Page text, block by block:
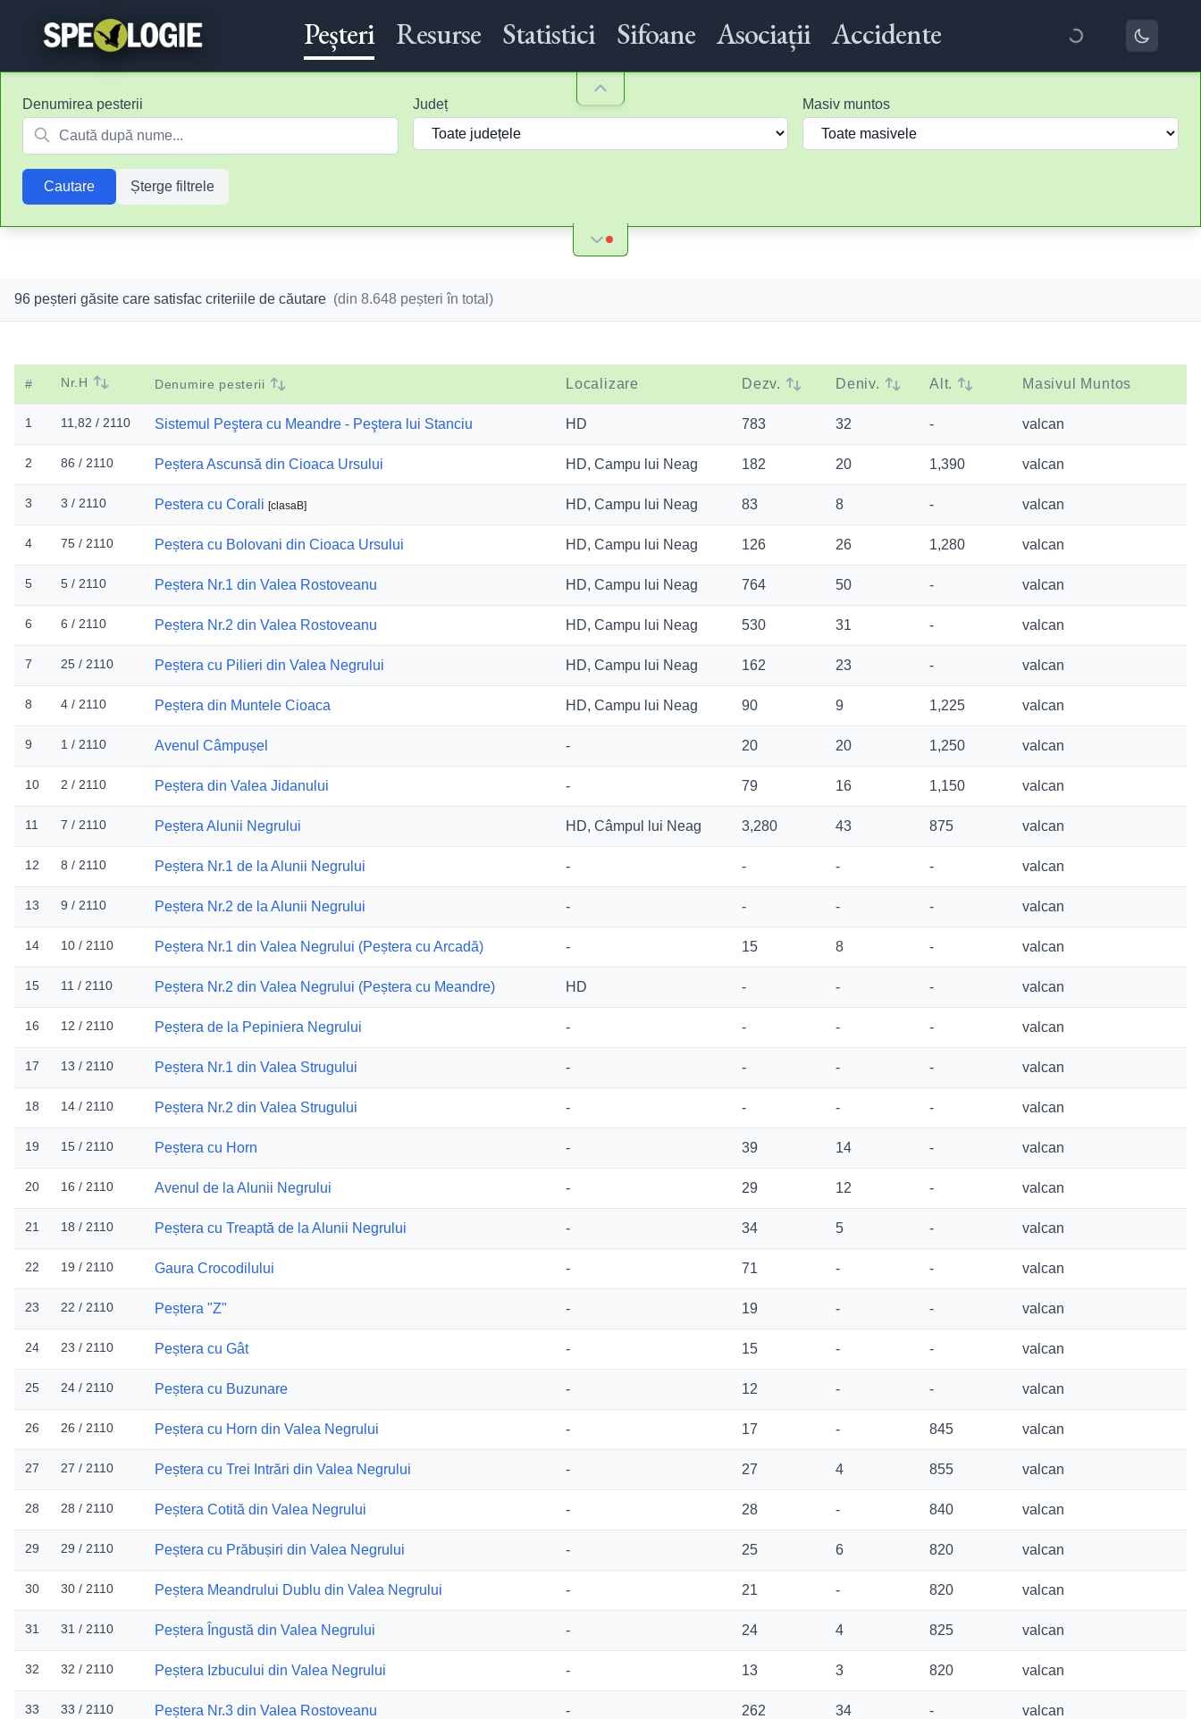
Peșteri Resurse Statistici Sifoane Asociații Accidente
Denumirea pesterii Județ Masiv muntos
Cautare Șterge filtrele
96 peșteri găsite care satisfac criteriile de căutare (din 8.648 peșteri în total)
# Nr.H Denumire pesterii Localizare Dezv. Deniv. Alt. Masivul Muntos
1 11,82 / 2110 Sistemul Peştera cu Meandre - Peştera lui Stanciu HD 783 32 - valcan
2 86 / 2110 Peștera Ascunsă din Cioaca Ursului HD, Campu lui Neag 182 20 1,390 valcan
3 3 / 2110 Pestera cu Corali [clasaB] HD, Campu lui Neag 83 8 - valcan
4 75 / 2110 Peștera cu Bolovani din Cioaca Ursului HD, Campu lui Neag 126 26 1,280 valcan
5 5 / 2110 Peștera Nr.1 din Valea Rostoveanu HD, Campu lui Neag 764 50 - valcan
6 6 / 2110 Peștera Nr.2 din Valea Rostoveanu HD, Campu lui Neag 530 31 - valcan
7 25 / 2110 Peștera cu Pilieri din Valea Negrului HD, Campu lui Neag 162 23 - valcan
8 4 / 2110 Peștera din Muntele Cioaca HD, Campu lui Neag 90 9 1,225 valcan
9 1 / 2110 Avenul Câmpușel - 20 20 1,250 valcan
10 2 / 2110 Peștera din Valea Jidanului - 79 16 1,150 valcan
11 7 / 2110 Peștera Alunii Negrului HD, Câmpul lui Neag 3,280 43 875 valcan
12 8 / 2110 Peștera Nr.1 de la Alunii Negrului - - - - valcan
13 9 / 2110 Peștera Nr.2 de la Alunii Negrului - - - - valcan
14 10 / 2110 Peștera Nr.1 din Valea Negrului (Peștera cu Arcadă) - 15 8 - valcan
15 11 / 2110 Peștera Nr.2 din Valea Negrului (Peștera cu Meandre) HD - - - valcan
16 12 / 2110 Peștera de la Pepiniera Negrului - - - - valcan
17 13 / 2110 Peștera Nr.1 din Valea Strugului - - - - valcan
18 14 / 2110 Peștera Nr.2 din Valea Strugului - - - - valcan
19 15 / 2110 Peștera cu Horn - 39 14 - valcan
20 16 / 2110 Avenul de la Alunii Negrului - 29 12 - valcan
21 18 / 2110 Peștera cu Treaptă de la Alunii Negrului - 34 5 - valcan
22 19 / 2110 Gaura Crocodilului - 71 - - valcan
23 22 / 2110 Peștera "Z" - 19 - - valcan
24 23 / 2110 Peștera cu Gât - 15 - - valcan
25 24 / 2110 Peștera cu Buzunare - 12 - - valcan
26 26 / 2110 Peștera cu Horn din Valea Negrului - 17 - 845 valcan
27 27 / 2110 Peștera cu Trei Intrări din Valea Negrului - 27 4 855 valcan
28 28 / 2110 Peștera Cotită din Valea Negrului - 28 - 840 valcan
29 29 / 2110 Peștera cu Prăbușiri din Valea Negrului - 25 6 820 valcan
30 30 / 2110 Peștera Meandrului Dublu din Valea Negrului - 21 - 820 valcan
31 31 / 2110 Peștera Îngustă din Valea Negrului - 24 4 825 valcan
32 32 / 2110 Peștera Izbucului din Valea Negrului - 13 3 820 valcan
33 33 / 2110 Peștera Nr.3 din Valea Rostoveanu - 262 34 - valcan